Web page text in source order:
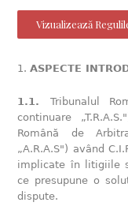
Vizualizează
ASPECTE
1.1. Tribunalul
continuare
Română de
„A.R.A.S") având
implicate în litigiile
ce presupune o
dispute.